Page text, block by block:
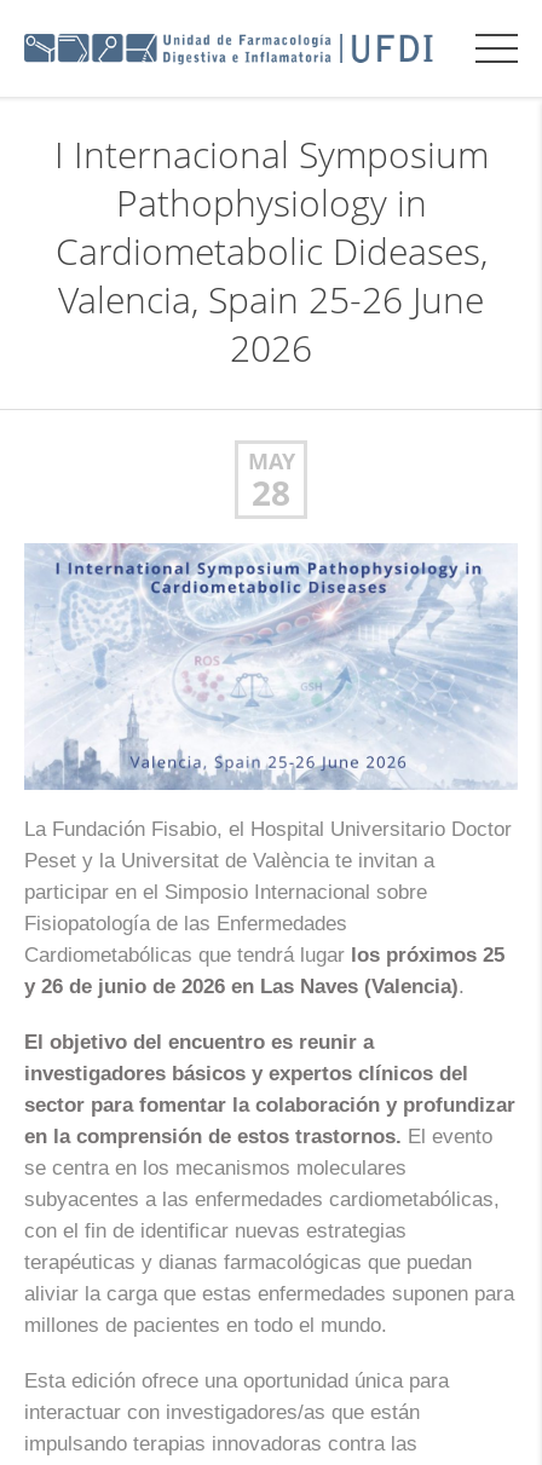
I Internacional Symposium
Pathophysiology in
Cardiometabolic Dideases,
Valencia, Spain 25-26 June
2026
MAY
28
La Fundación Fisabio, el Hospital Universitario Doctor
Peset y la Universitat de València te invitan a
participar en el Simposio Internacional sobre
Fisiopatología de las Enfermedades
Cardiometabólicas que tendrá lugar los próximos 25
y 26 de junio de 2026 en Las Naves (Valencia).
El objetivo del encuentro es reunir a
investigadores básicos y expertos clínicos del
sector para fomentar la colaboración y profundizar
en la comprensión de estos trastornos. El evento
se centra en los mecanismos moleculares
subyacentes a las enfermedades cardiometabólicas,
con el fin de identificar nuevas estrategias
terapéuticas y dianas farmacológicas que puedan
aliviar la carga que estas enfermedades suponen para
millones de pacientes en todo el mundo.
Esta edición ofrece una oportunidad única para
interactuar con investigadores/as que están
impulsando terapias innovadoras contra las